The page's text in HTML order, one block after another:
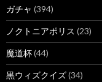
ガチャ (394)
ノクトニアポリス (23)
魔道杯(44)
黒ウィズクイズ(34)